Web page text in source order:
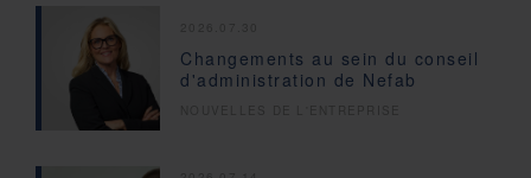
Changements au sein du conseil
d'administration de Nefab